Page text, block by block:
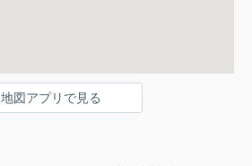
地図アプリで見る